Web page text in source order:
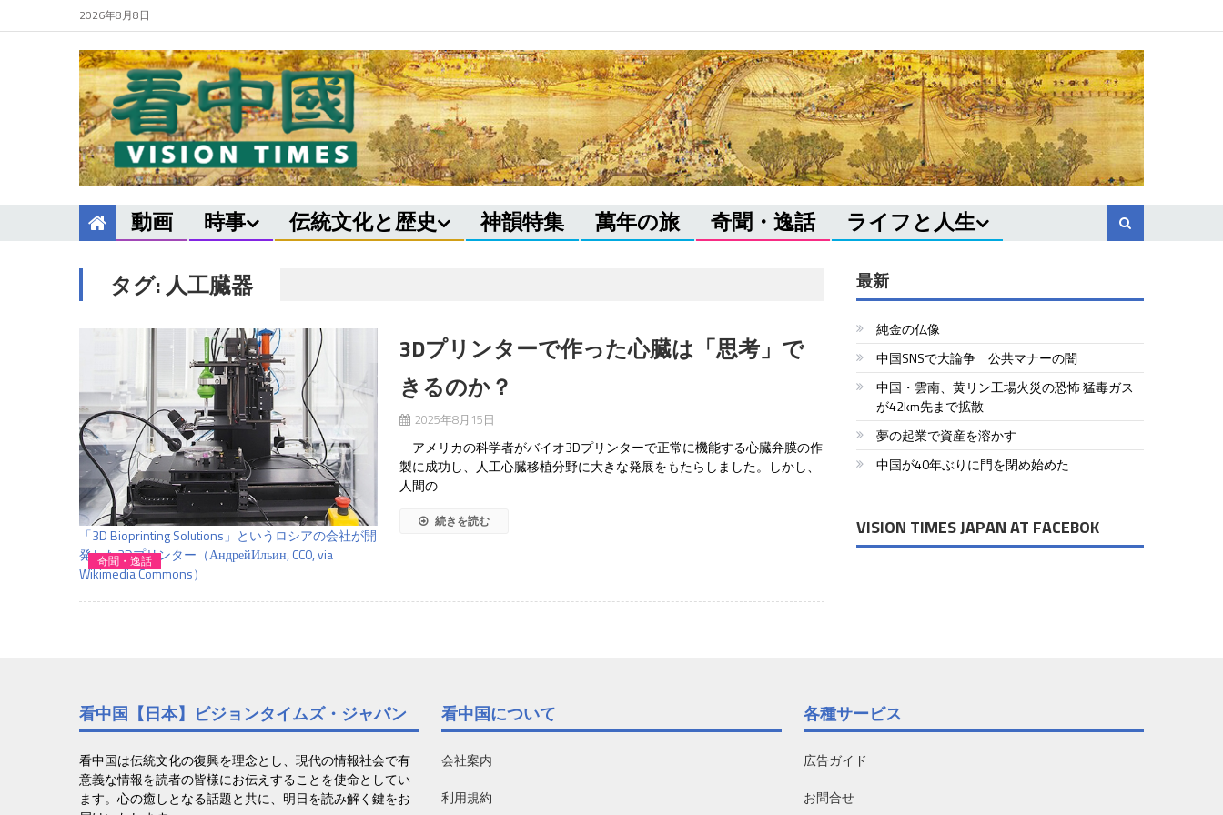
2026年8月8日
動画 時事 伝統文化と歴史 神韻特集 萬年の旅 奇聞・逸話 ライフと人生
タグ:人工臓器
「3D Bioprinting Solutions」というロシアの会社が開
発した3Dプリンター（АндрейИльин, CC0, via
Wikimedia Commons）
奇聞・逸話
3Dプリンターで作った心臓は「思考」で
きるのか？
2025年8月15日
アメリカの科学者がバイオ3Dプリンターで正常に機能する心臓弁膜の作
製に成功し、人工心臓移植分野に大きな発展をもたらしました。しかし、
人間の
続きを読む
最新
純金の仏像
中国SNSで大論争 公共マナーの闇
中国・雲南、黄リン工場火災の恐怖 猛毒ガス
が42km先まで拡散
夢の起業で資産を溶かす
中国が40年ぶりに門を閉め始めた
VISION TIMES JAPAN AT FACEBOK
看中国【日本】ビジョンタイムズ・ジャパン
看中国は伝統文化の復興を理念とし、現代の情報社会で有
意義な情報を読者の皆様にお伝えすることを使命としてい
ます。心の癒しとなる話題と共に、明日を読み解く鍵をお
看中国について
会社案内
利用規約
各種サービス
広告ガイド
お問合せ